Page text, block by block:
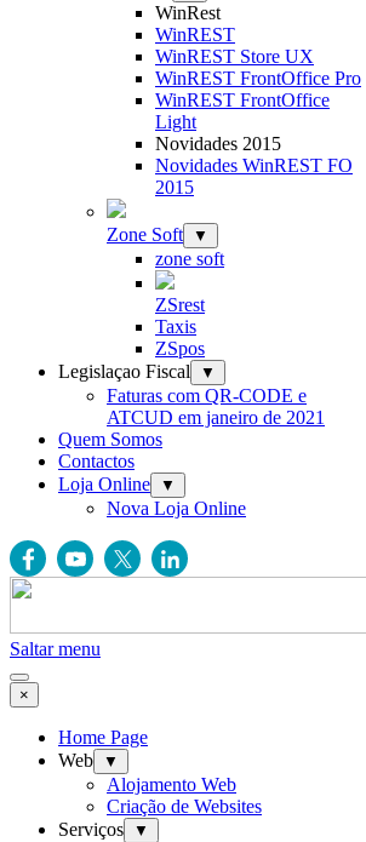
WinRest
WinREST
WinREST Store UX
WinREST FrontOffice Pro
WinREST FrontOffice
Light
Novidades 2015
Novidades WinREST FO
2015
Zone Soft ▼
zone soft
ZSrest
Taxis
ZSpos
Legislaçao Fiscal
▼
Faturas com QR-CODE e
ATCUD em janeiro de 2021
Quem Somos
Contactos
Loja Online
▼
Nova Loja Online
Saltar menu
×
Home Page
Web
▼
Alojamento Web
Criação de Websites
Serviços
▼